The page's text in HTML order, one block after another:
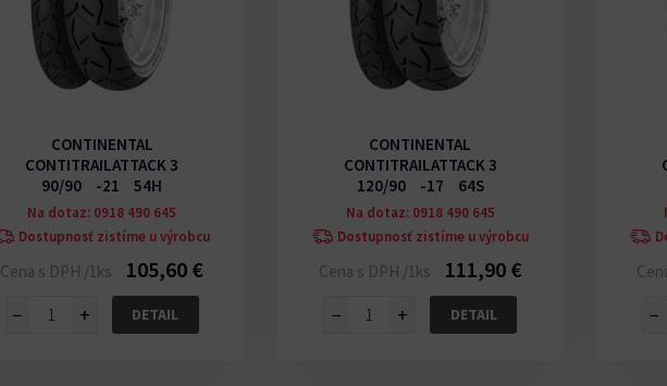
CONTINENTAL
CONTITRAILATTACK 3
90/90 -21 54H
Na dotaz: 0918 490 645
Dostupnosť zistíme u výrobcu
Cena s DPH /1ks 105,60 €
− + DETAIL
CONTINENTAL
CONTITRAILATTACK 3
120/90 -17 64S
Na dotaz: 0918 490 645
Dostupnosť zistíme u výrobcu
Cena s DPH /1ks 111,90 €
− + DETAIL −